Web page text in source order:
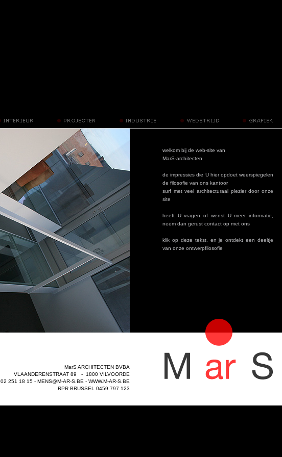
MarS ARCHITECTEN BVBA
VLAANDERENSTRAAT 89 - 1800 VILVOORDE
02 251 18 15 - MENS@M-AR-S.BE - WWW.M-AR-S.BE
RPR BRUSSEL 0459 797 123